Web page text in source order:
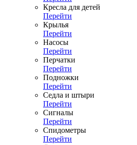
Кресла для детей
Перейти
Крылья
Перейти
Насосы
Перейти
Перчатки
Перейти
Подножки
Перейти
Седла и штыри
Перейти
Сигналы
Перейти
Спидометры
Перейти